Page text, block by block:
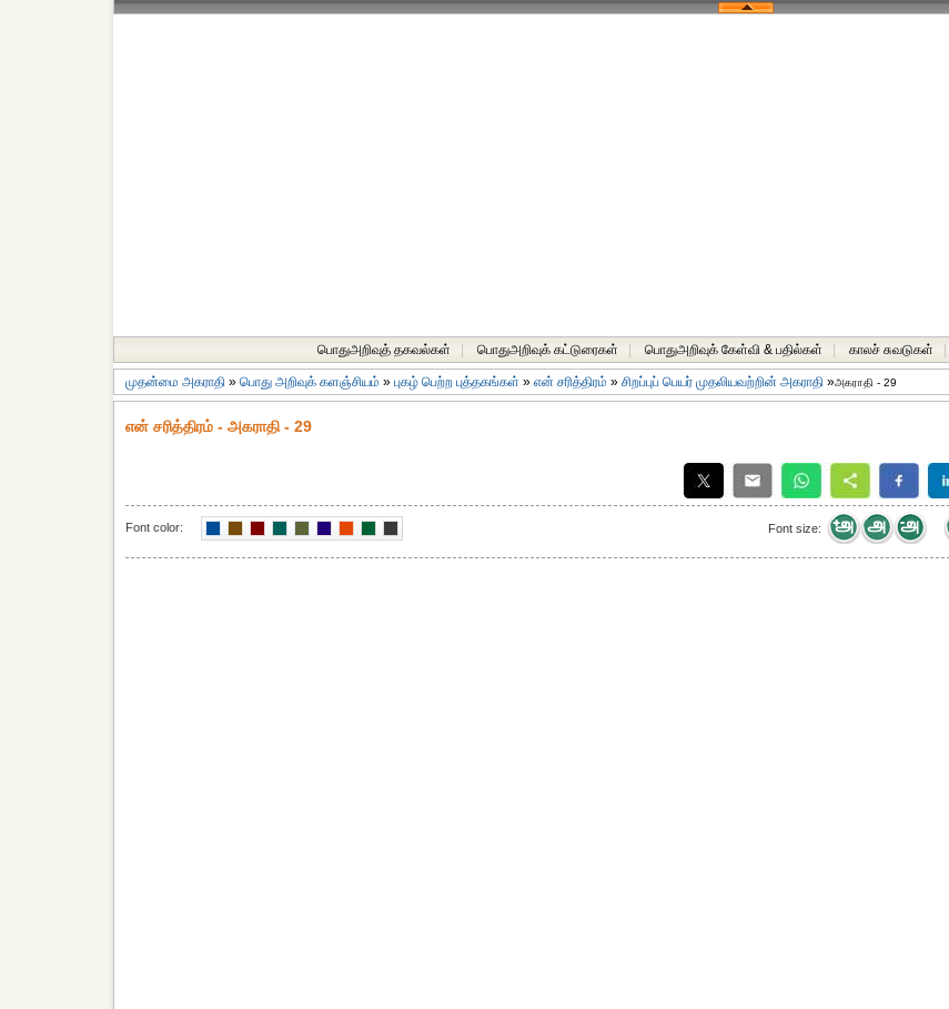
பொதுஅறிவுத் தகவல்கள் பொதுஅறிவுக் கட்டுரைகள் பொதுஅறிவுக் கேள்வி & பதில்கள் காலச் சுவடுகள்
முதன்மை அகராதி » பொது அறிவுக் களஞ்சியம் » புகழ் பெற்ற புத்தகங்கள் » என் சரித்திரம் » சிறப்புப் பெயர் முதலியவற்றின் அகராதி »அகராதி - 29
என் சரித்திரம் - அகராதி - 29
Font color: Font size: